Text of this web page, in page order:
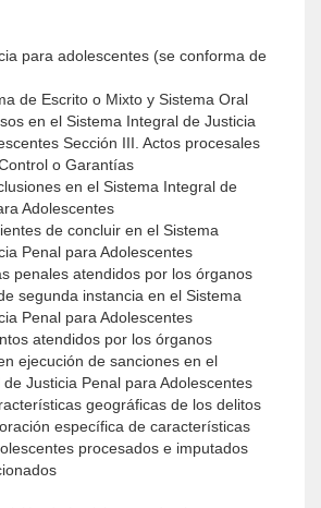
para adolescentes (se conforma de
de Escrito o Mixto y Sistema Oral
en el Sistema Integral de Justicia
Sección III. Actos procesales
o Garantías
en el Sistema Integral de
Adolescentes
de concluir en el Sistema
Penal para Adolescentes
penales atendidos por los órganos
segunda instancia en el Sistema
Penal para Adolescentes
atendidos por los órganos
ejecución de sanciones en el
Justicia Penal para Adolescentes
geográficas de los delitos
específica de características
procesados e imputados